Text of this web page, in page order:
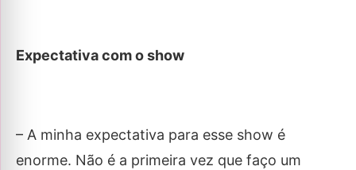
Expectativa com o show
– A minha expectativa para esse show é
enorme. Não é a primeira vez que faço um